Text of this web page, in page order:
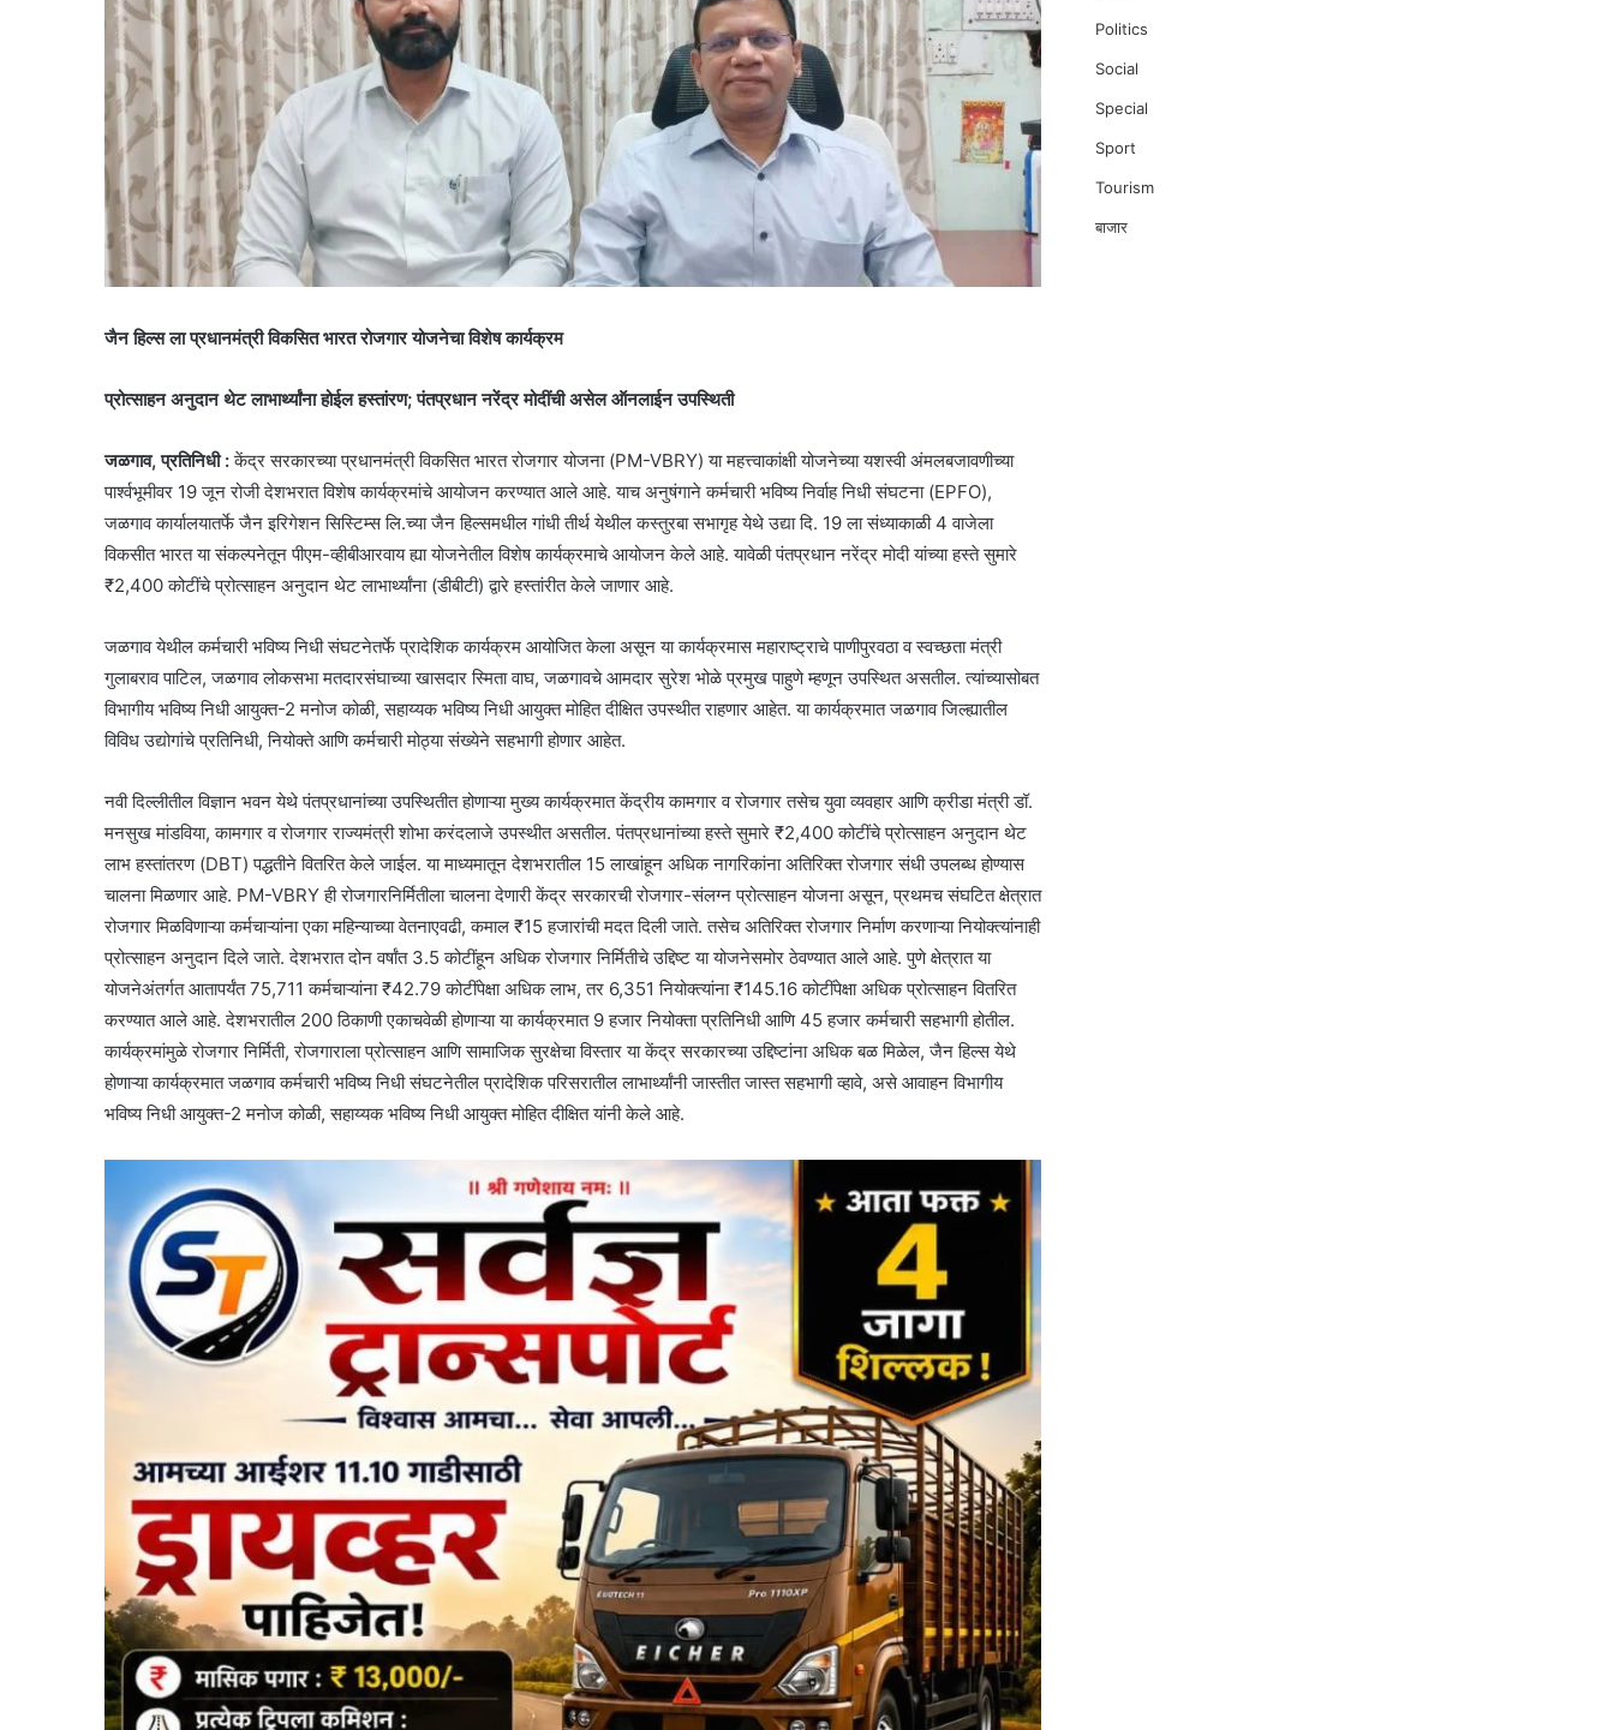
जैन हिल्स ला प्रधानमंत्री विकसित भारत रोजगार योजनेचा विशेष कार्यक्रम
प्रोत्साहन अनुदान थेट लाभार्थ्यांना होईल हस्तांरण; पंतप्रधान नरेंद्र मोदींची असेल ऑनलाईन उपस्थिती
जळगाव, प्रतिनिधी :केंद्र सरकारच्या प्रधानमंत्री विकसित भारत रोजगार योजना (PM-VBRY) या महत्त्वाकांक्षी योजनेच्या यशस्वी अंमलबजावणीच्या
पार्श्वभूमीवर 19 जून रोजी देशभरात विशेष कार्यक्रमांचे आयोजन करण्यात आले आहे. याच अनुषंगाने कर्मचारी भविष्य निर्वाह निधी संघटना (EPFO),
जळगाव कार्यालयातर्फे जैन इरिगेशन सिस्टिम्स लि.च्या जैन हिल्समधील गांधी तीर्थ येथील कस्तुरबा सभागृह येथे उद्या दि. 19 ला संध्याकाळी 4 वाजेला
विकसीत भारत या संकल्पनेतून पीएम-व्हीबीआरवाय ह्या योजनेतील विशेष कार्यक्रमाचे आयोजन केले आहे. यावेळी पंतप्रधान नरेंद्र मोदी यांच्या हस्ते सुमारे
₹2,400 कोटींचे प्रोत्साहन अनुदान थेट लाभार्थ्यांना (डीबीटी) द्वारे हस्तांरीत केले जाणार आहे.
जळगाव येथील कर्मचारी भविष्य निधी संघटनेतर्फे प्रादेशिक कार्यक्रम आयोजित केला असून या कार्यक्रमास महाराष्ट्राचे पाणीपुरवठा व स्वच्छता मंत्री
गुलाबराव पाटिल, जळगाव लोकसभा मतदारसंघाच्या खासदार स्मिता वाघ, जळगावचे आमदार सुरेश भोळे प्रमुख पाहुणे म्हणून उपस्थित असतील. त्यांच्यासोबत
विभागीय भविष्य निधी आयुक्त-2 मनोज कोळी, सहाय्यक भविष्य निधी आयुक्त मोहित दीक्षित उपस्थीत राहणार आहेत. या कार्यक्रमात जळगाव जिल्ह्यातील
विविध उद्योगांचे प्रतिनिधी, नियोक्ते आणि कर्मचारी मोठ्या संख्येने सहभागी होणार आहेत.
नवी दिल्लीतील विज्ञान भवन येथे पंतप्रधानांच्या उपस्थितीत होणाऱ्या मुख्य कार्यक्रमात केंद्रीय कामगार व रोजगार तसेच युवा व्यवहार आणि क्रीडा मंत्री डॉ.
मनसुख मांडविया, कामगार व रोजगार राज्यमंत्री शोभा करंदलाजे उपस्थीत असतील. पंतप्रधानांच्या हस्ते सुमारे ₹2,400 कोटींचे प्रोत्साहन अनुदान थेट
लाभ हस्तांतरण (DBT) पद्धतीने वितरित केले जाईल. या माध्यमातून देशभरातील 15 लाखांहून अधिक नागरिकांना अतिरिक्त रोजगार संधी उपलब्ध होण्यास
चालना मिळणार आहे. PM-VBRY ही रोजगारनिर्मितीला चालना देणारी केंद्र सरकारची रोजगार-संलग्न प्रोत्साहन योजना असून, प्रथमच संघटित क्षेत्रात
रोजगार मिळविणाऱ्या कर्मचाऱ्यांना एका महिन्याच्या वेतनाएवढी, कमाल ₹15 हजारांची मदत दिली जाते. तसेच अतिरिक्त रोजगार निर्माण करणाऱ्या नियोक्त्यांनाही
प्रोत्साहन अनुदान दिले जाते. देशभरात दोन वर्षांत 3.5 कोटींहून अधिक रोजगार निर्मितीचे उद्दिष्ट या योजनेसमोर ठेवण्यात आले आहे. पुणे क्षेत्रात या
योजनेअंतर्गत आतापर्यंत 75,711 कर्मचाऱ्यांना ₹42.79 कोटींपेक्षा अधिक लाभ, तर 6,351 नियोक्त्यांना ₹145.16 कोटींपेक्षा अधिक प्रोत्साहन वितरित
करण्यात आले आहे. देशभरातील 200 ठिकाणी एकाचवेळी होणाऱ्या या कार्यक्रमात 9 हजार नियोक्ता प्रतिनिधी आणि 45 हजार कर्मचारी सहभागी होतील.
कार्यक्रमांमुळे रोजगार निर्मिती, रोजगाराला प्रोत्साहन आणि सामाजिक सुरक्षेचा विस्तार या केंद्र सरकारच्या उद्दिष्टांना अधिक बळ मिळेल, जैन हिल्स येथे
होणाऱ्या कार्यक्रमात जळगाव कर्मचारी भविष्य निधी संघटनेतील प्रादेशिक परिसरातील लाभार्थ्यांनी जास्तीत जास्त सहभागी व्हावे, असे आवाहन विभागीय
भविष्य निधी आयुक्त-2 मनोज कोळी, सहाय्यक भविष्य निधी आयुक्त मोहित दीक्षित यांनी केले आहे.
Politics
Social
Special
Sport
Tourism
बाजार